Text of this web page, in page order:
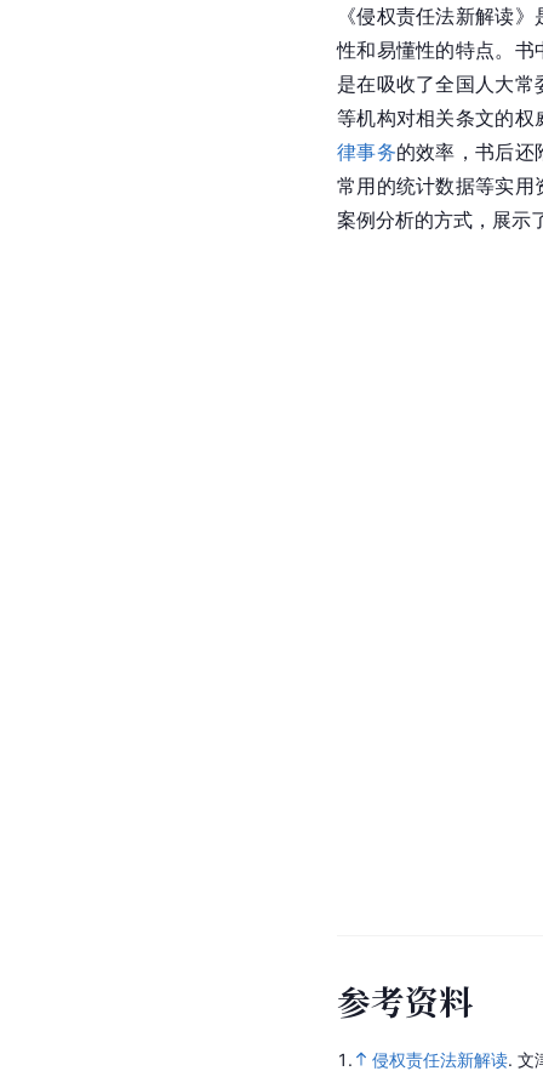
《侵权责任法新解读
性和易懂性的特点。书
是在吸收了全国人大
等机构对相关条文的
律事务的效率，书后还
常用的统计数据等实用
案例分析的方式，展示
参考资料
1. 侵权责任法新解读. 文